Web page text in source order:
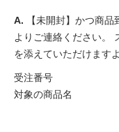
A. 【未開封】かつ商
よりご連絡ください。
を添えていただけます
受注番号
対象の商品名